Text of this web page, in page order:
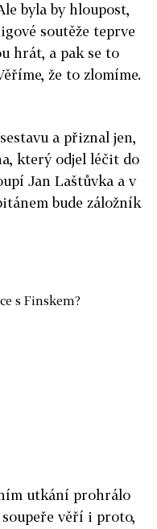
byla by hloupost,
soutěže teprve
hrát, a pak se to
že to zlomíme.
a přiznal jen,
který odjel léčit do
Jan Laštůvka a v
bude záložník
s Finskem?
utkání prohrálo
věří i proto,